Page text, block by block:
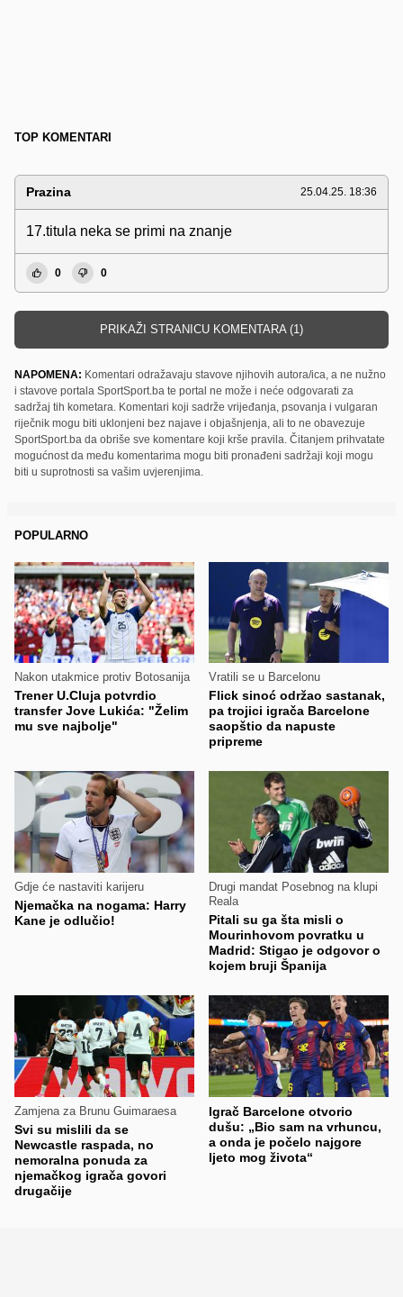
TOP KOMENTARI
Prazina 25.04.25. 18:36
17.titula neka se primi na znanje
0 0
PRIKAŽI STRANICU KOMENTARA (1)
NAPOMENA: Komentari odražavaju stavove njihovih autora/ica, a ne nužno
i stavove portala SportSport.ba te portal ne može i neće odgovarati za
sadržaj tih kometara. Komentari koji sadrže vrijeđanja, psovanja i vulgaran
riječnik mogu biti uklonjeni bez najave i objašnjenja, ali to ne obavezuje
SportSport.ba da obriše sve komentare koji krše pravila. Čitanjem prihvatate
mogućnost da među komentarima mogu biti pronađeni sadržaji koji mogu
biti u suprotnosti sa vašim uvjerenjima.
POPULARNO
Nakon utakmice protiv Botosanija
Trener U.Cluja potvrdio
transfer Jove Lukića: "Želim
mu sve najbolje"
Vratili se u Barcelonu
Flick sinoć održao sastanak,
pa trojici igrača Barcelone
saopštio da napuste
pripreme
Gdje će nastaviti karijeru
Njemačka na nogama: Harry
Kane je odlučio!
Drugi mandat Posebnog na klupi
Reala
Pitali su ga šta misli o
Mourinhovom povratku u
Madrid: Stigao je odgovor o
kojem bruji Španija
Zamjena za Brunu Guimaraesa
Svi su mislili da se
Newcastle raspada, no
nemoralna ponuda za
njemačkog igrača govori
drugačije
Igrač Barcelone otvorio
dušu: „Bio sam na vrhuncu,
a onda je počelo najgore
ljeto mog života“